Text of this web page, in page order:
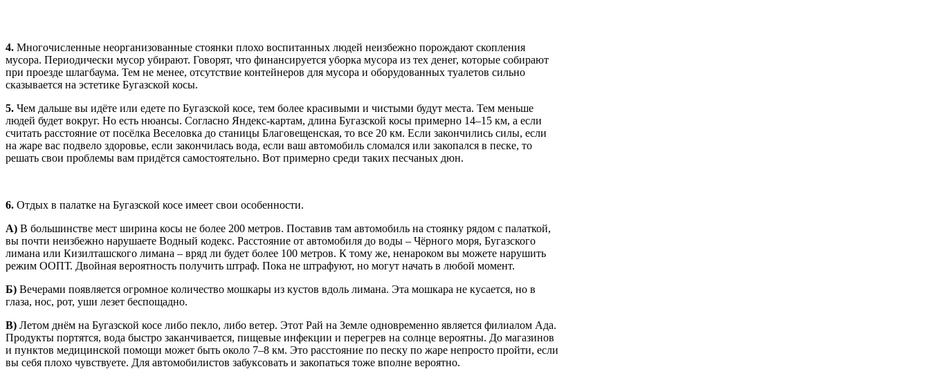
4. Многочисленные неорганизованные стоянки плохо воспитанных людей неизбежно порождают скопления
мусора. Периодически мусор убирают. Говорят, что финансируется уборка мусора из тех денег, которые собирают
при проезде шлагбаума. Тем не менее, отсутствие контейнеров для мусора и оборудованных туалетов сильно
сказывается на эстетике Бугазской косы.
5. Чем дальше вы идёте или едете по Бугазской косе, тем более красивыми и чистыми будут места. Тем меньше
людей будет вокруг. Но есть нюансы. Согласно Яндекс-картам, длина Бугазской косы примерно 14–15 км, а если
считать расстояние от посёлка Веселовка до станицы Благовещенская, то все 20 км. Если закончились силы, если
на жаре вас подвело здоровье, если закончилась вода, если ваш автомобиль сломался или закопался в песке, то
решать свои проблемы вам придётся самостоятельно. Вот примерно среди таких песчаных дюн.
6. Отдых в палатке на Бугазской косе имеет свои особенности.
А) В большинстве мест ширина косы не более 200 метров. Поставив там автомобиль на стоянку рядом с палаткой,
вы почти неизбежно нарушаете Водный кодекс. Расстояние от автомобиля до воды – Чёрного моря, Бугазского
лимана или Кизилташского лимана – вряд ли будет более 100 метров. К тому же, ненароком вы можете нарушить
режим ООПТ. Двойная вероятность получить штраф. Пока не штрафуют, но могут начать в любой момент.
Б) Вечерами появляется огромное количество мошкары из кустов вдоль лимана. Эта мошкара не кусается, но в
глаза, нос, рот, уши лезет беспощадно.
В) Летом днём на Бугазской косе либо пекло, либо ветер. Этот Рай на Земле одновременно является филиалом Ада.
Продукты портятся, вода быстро заканчивается, пищевые инфекции и перегрев на солнце вероятны. До магазинов
и пунктов медицинской помощи может быть около 7–8 км. Это расстояние по песку по жаре непросто пройти, если
вы себя плохо чувствуете. Для автомобилистов забуксовать и закопаться тоже вполне вероятно.